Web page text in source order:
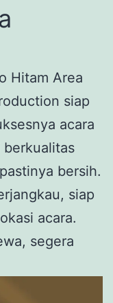
Hitam Area
siap
acara
berkualitas
bersih.
siap
acara.
segera